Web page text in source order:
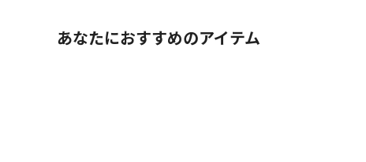
あなたにおすすめのアイテム